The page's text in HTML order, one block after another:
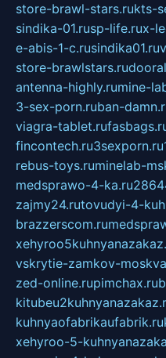
store-brawl-stars.rukts-
sindika-01.rusp-life.rux-
e-abis-1-c.rusindika01.ru
store-brawlstars.ru
antenna-highly.rumine-
3-sex-porn.ruban-
viagra-tablet.ru
fincontech.ru3sexporn.ru
rebus-toys.ruminelab-
medsprawo-4-ka.ru
zajmy24.rutovudyi-4-
brazzerscom.ru
vskrytie-zamkov-
zed-online.rupimchax.ru
kuhnyaofabrikaufabrik.ru
xehyroo-5-